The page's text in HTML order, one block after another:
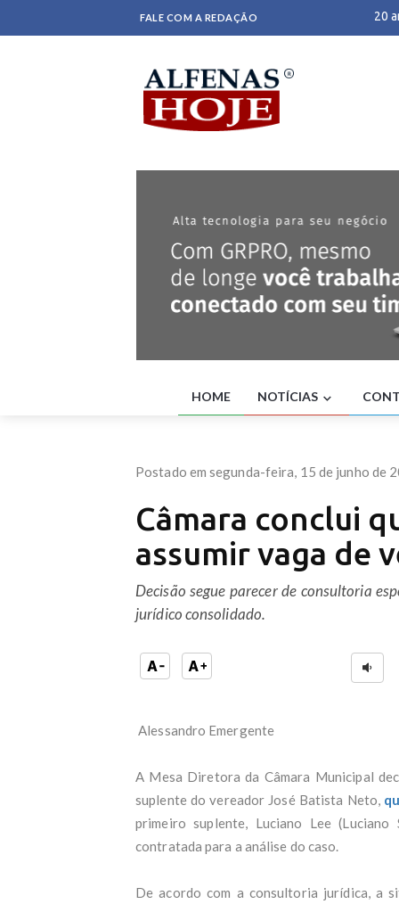
FALE COM A REDAÇÃO
20
PT
PF
HOME NOTÍCIAS
Postado em segunda-feira, 15 de junho de
Câmara conclui
assumir vaga de
Decisão segue parecer de consultoria
jurídico consolidado.
Alessandro Emergente
A Mesa Diretora da Câmara Municipal
suplente do vereador José Batista Neto,
primeiro suplente, Luciano Lee
contratada para a análise do caso.
De acordo com a consultoria jurídica, a